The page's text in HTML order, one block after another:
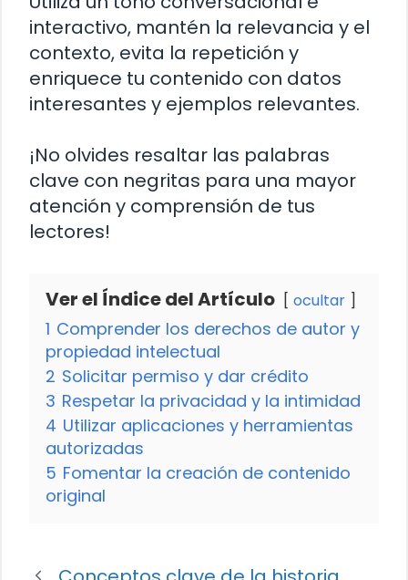
interactivo, mantén la relevancia y el
contexto, evita la repetición y
enriquece tu contenido con datos
interesantes y ejemplos relevantes.
¡No olvides resaltar las palabras
clave con negritas para una mayor
atención y comprensión de tus
lectores!
Ver el Índice del Artículo ocultar
1 Comprender los derechos de autor y
propiedad intelectual
2 Solicitar permiso y dar crédito
3 Respetar la privacidad y la intimidad
4 Utilizar aplicaciones y herramientas
autorizadas
5 Fomentar la creación de contenido
original